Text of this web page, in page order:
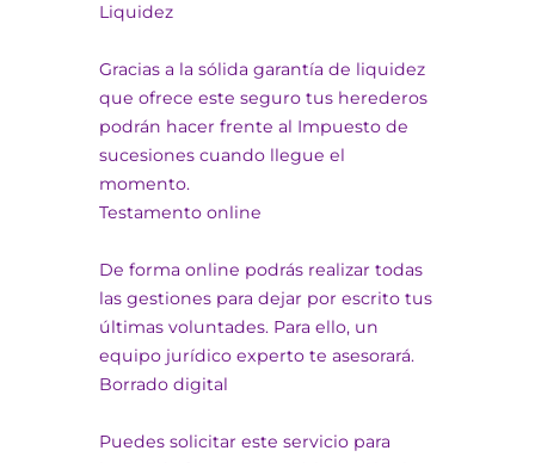
Liquidez
Gracias a la sólida garantía de liquidez
que ofrece este seguro tus herederos
podrán hacer frente al Impuesto de
sucesiones cuando llegue el
momento.
Testamento online
De forma online podrás realizar todas
las gestiones para dejar por escrito tus
últimas voluntades. Para ello, un
equipo jurídico experto te asesorará.
Borrado digital
Puedes solicitar este servicio para